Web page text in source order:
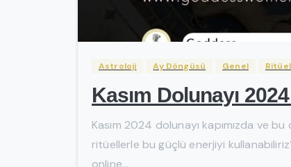
Astroloji Ay Döngüsü Genel
Kasım Dolunayı
Kasım 2024 dolunayı kapımızda ve
ritüellerle bu güçlü enerjiyi
online...